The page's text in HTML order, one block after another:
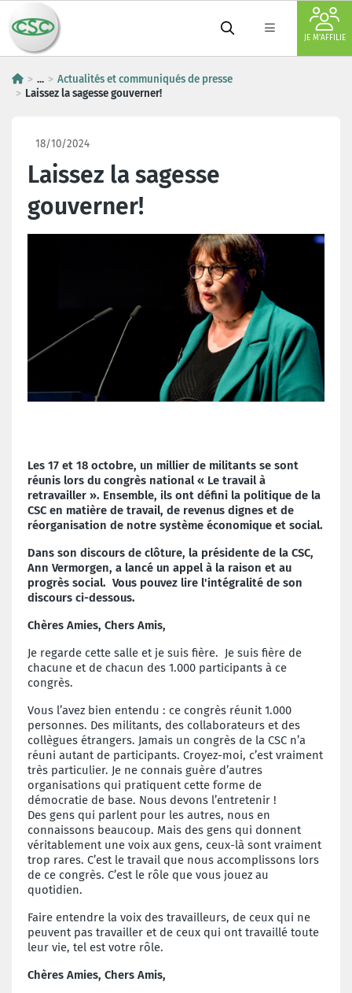
JE M'AFFILIE
...
Actualités et communiqués de presse
Laissez la sagesse gouverner!
18/10/2024
Laissez la sagesse
gouverner!
Les 17 et 18 octobre, un millier de militants se sont
réunis lors du congrès national « Le travail à
retravailler ». Ensemble, ils ont défini la politique de la
CSC en matière de travail, de revenus dignes et de
réorganisation de notre système économique et social.
Dans son discours de clôture, la présidente de la CSC,
Ann Vermorgen, a lancé un appel à la raison et au
progrès social. Vous pouvez lire l'intégralité de son
discours ci-dessous.
Chères Amies, Chers Amis,
Je regarde cette salle et je suis fière. Je suis fière de
chacune et de chacun des 1.000 participants à ce
congrès.
Vous l’avez bien entendu : ce congrès réunit 1.000
personnes. Des militants, des collaborateurs et des
collègues étrangers. Jamais un congrès de la CSC n’a
réuni autant de participants. Croyez-moi, c’est vraiment
très particulier. Je ne connais guère d’autres
organisations qui pratiquent cette forme de
démocratie de base. Nous devons l’entretenir !
Des gens qui parlent pour les autres, nous en
connaissons beaucoup. Mais des gens qui donnent
véritablement une voix aux gens, ceux-là sont vraiment
trop rares. C’est le travail que nous accomplissons lors
de ce congrès. C’est le rôle que vous jouez au
quotidien.
Faire entendre la voix des travailleurs, de ceux qui ne
peuvent pas travailler et de ceux qui ont travaillé toute
leur vie, tel est votre rôle.
Chères Amies, Chers Amis,